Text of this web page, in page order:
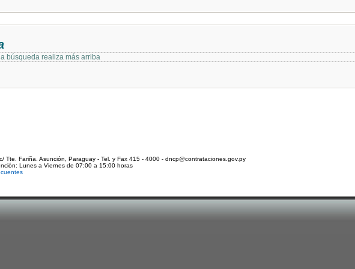
búsqueda realiza más arriba
Tte. Fariña. Asunción, Paraguay - Tel. y Fax 415 - 4000 - dncp@contrataciones.gov.py
Lunes a Viernes de 07:00 a 15:00 horas